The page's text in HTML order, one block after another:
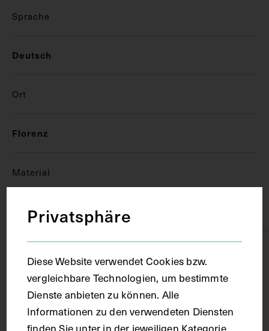
Sprache
Deutsch
Ort
Florenz
Material
Papier
Handschrift
Maße
Privatsphäre
Diese Website verwendet Cookies bzw.
vergleichbare Technologien, um bestimmte
Dienste anbieten zu können. Alle
Informationen zu den verwendeten Diensten